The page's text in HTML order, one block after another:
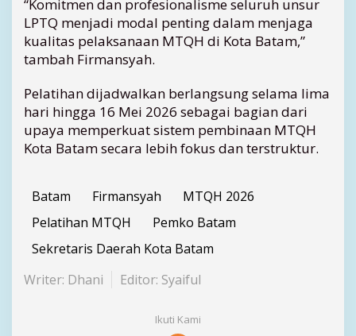
“Komitmen dan profesionalisme seluruh unsur
LPTQ menjadi modal penting dalam menjaga
kualitas pelaksanaan MTQH di Kota Batam,”
tambah Firmansyah.
Pelatihan dijadwalkan berlangsung selama lima
hari hingga 16 Mei 2026 sebagai bagian dari
upaya memperkuat sistem pembinaan MTQH
Kota Batam secara lebih fokus dan terstruktur.
Batam Firmansyah
MTQH 2026
Pelatihan MTQH
Pemko Batam
Sekretaris Daerah Kota Batam
Writer: Dhani
Editor: Syaiful
Ikuti Kami